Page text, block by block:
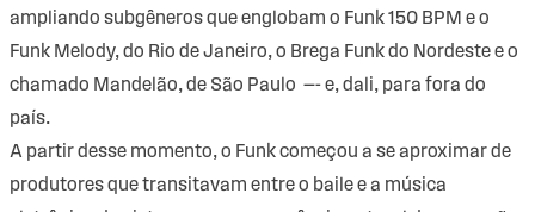
ampliando subgêneros que englobam o Funk 150 BPM e o
Funk Melody, do Rio de Janeiro, o Brega Funk do Nordeste e o
chamado Mandelão, de São Paulo —- e, dali, para fora do
país.
A partir desse momento, o Funk começou a se aproximar de
produtores que transitavam entre o baile e a música